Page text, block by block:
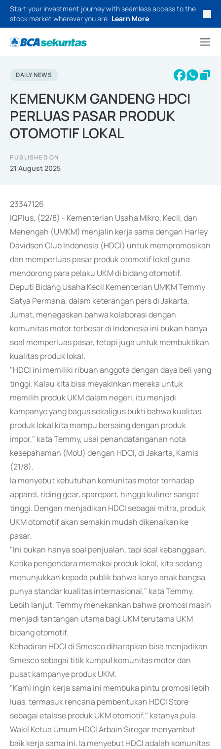
Start your investment journey with seamless access to the
stock market wherever you are. Learn More
DAILY NEWS
KEMENUKM GANDENG HDCI
PERLUAS PASAR PRODUK
OTOMOTIF LOKAL
PUBLISHED ON
21 August 2025
23347126
IQPlus, (22/8) - Kementerian Usaha Mikro, Kecil, dan
Menengah (UMKM) menjalin kerja sama dengan Harley
Davidson Club Indonesia (HDCI) untuk mempromosikan
dan memperluas pasar produk otomotif lokal guna
mendorong para pelaku UKM di bidang otomotif.
Deputi Bidang Usaha Kecil Kementerian UMKM Temmy
Satya Permana, dalam keterangan pers di Jakarta,
Jumat, menegaskan bahwa kolaborasi dengan
komunitas motor terbesar di Indonesia ini bukan hanya
soal memperluas pasar, tetapi juga untuk membuktikan
kualitas produk lokal.
"HDCI ini memiliki ribuan anggota dengan daya beli yang
tinggi. Kalau kita bisa meyakinkan mereka untuk
memilih produk UKM dalam negeri, itu menjadi
kampanye yang bagus sekaligus bukti bahwa kualitas
produk lokal kita mampu bersaing dengan produk
impor," kata Temmy, usai penandatanganan nota
kesepahaman (MoU) dengan HDCI, di Jakarta, Kamis
(21/8).
Ia menyebut kebutuhan komunitas motor terhadap
apparel, riding gear, sparepart, hingga kuliner sangat
tinggi. Dengan menjadikan HDCI sebagai mitra, produk
UKM otomotif akan semakin mudah dikenalkan ke
pasar.
"Ini bukan hanya soal penjualan, tapi soal kebanggaan.
Ketika pengendara memakai produk lokal, kita sedang
menunjukkan kepada publik bahwa karya anak bangsa
punya standar kualitas internasional," kata Temmy.
Lebih lanjut, Temmy menekankan bahwa promosi masih
menjadi tantangan utama bagi UKM terutama UKM
bidang otomotif.
Kehadiran HDCI di Smesco diharapkan bisa menjadikan
Smesco sebagai titik kumpul komunitas motor dan
pusat kampanye produk UKM.
"Kami ingin kerja sama ini membuka pintu promosi lebih
luas, termasuk rencana pembentukan HDCI Store
sebagai etalase produk UKM otomotif," katanya pula.
Wakil Ketua Umum HDCI Arbain Siregar menyambut
baik kerja sama ini. Ia menyebut HDCI adalah komunitas